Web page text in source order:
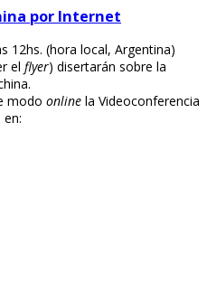
por Internet
12hs. (hora local, Argentina)
el flyer) disertarán sobre la
modo online la Videoconferencia